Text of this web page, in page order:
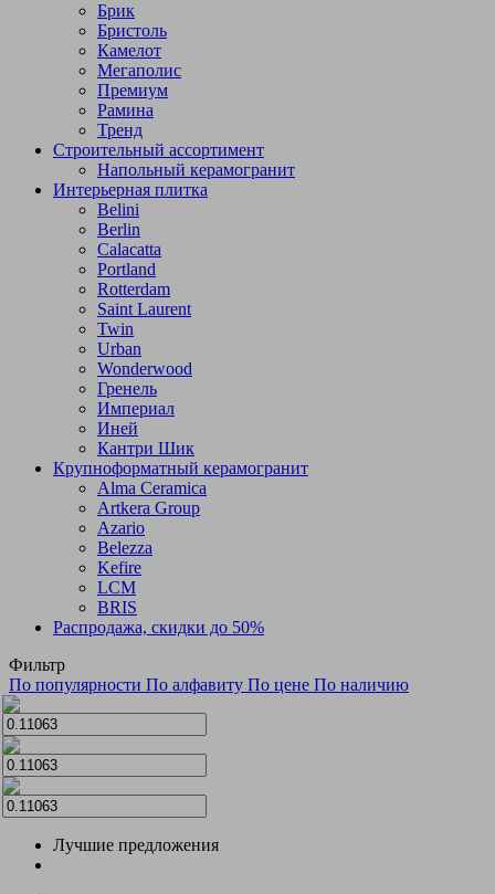
Брик
Бристоль
Камелот
Мегаполис
Премиум
Рамина
Тренд
Строительный ассортимент
Напольный керамогранит
Интерьерная плитка
Belini
Berlin
Calacatta
Portland
Rotterdam
Saint Laurent
Twin
Urban
Wonderwood
Гренель
Империал
Иней
Кантри Шик
Крупноформатный керамогранит
Alma Ceramica
Artkera Group
Azario
Belezza
Kefire
LCM
BRIS
Распродажа, скидки до 50%
Фильтр
По популярности По алфавиту По цене По наличию
Лучшие предложения